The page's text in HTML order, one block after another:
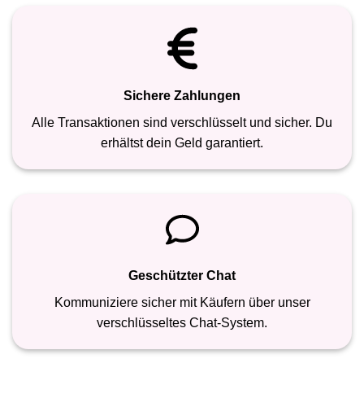
Sichere Zahlungen
Alle Transaktionen sind verschlüsselt und sicher. Du
erhältst dein Geld garantiert.
Geschützter Chat
Kommuniziere sicher mit Käufern über unser
verschlüsseltes Chat-System.